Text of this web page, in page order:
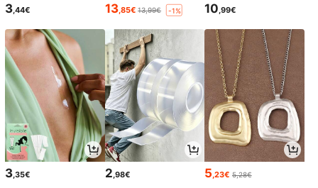
3 ,44€ 13,85€ 13,99€ -1% 10 ,99€
3,35€ 2,98€ 5,23€ 5,28€